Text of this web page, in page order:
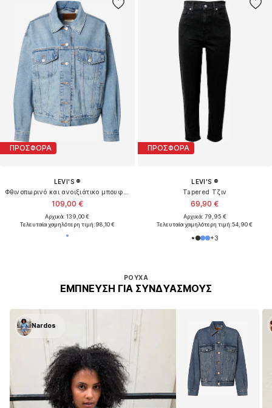
ΠΡΟΣΦΟΡΑ
LEVI'S ®
109,00 €
Αρχικά: 139,00 €
Τελευταία χαμηλότερη τιμή:98,10 €
ΠΡΟΣΦΟΡΑ
LEVI'S ®
Tapered Τζιν
69,90 €
Αρχικά: 79,95 €
Τελευταία χαμηλότερη τιμή:54,90 €
+3
ΡΟΎΧΑ
ΈΜΠΝΕΥΣΗ ΓΙΑ ΣΥΝΔΥΑΣΜΟΎΣ
Nardos